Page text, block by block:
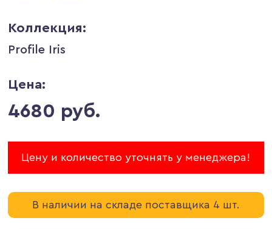
Коллекция:
Profile Iris
Цена:
4680 руб.
Цену и количество уточнять у менеджера!
В наличии на складе поставщика 4 шт.